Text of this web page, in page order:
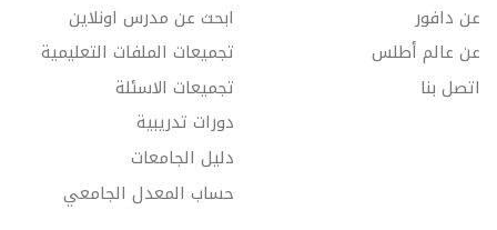
عن دافور
عن عالم أطلس
اتصل بنا
ابحث عن مدرس اونلاين
تجميعات الملفات التعليمية
تجميعات الاسئلة
دورات تدريبية
دليل الجامعات
حساب المعدل الجامعي